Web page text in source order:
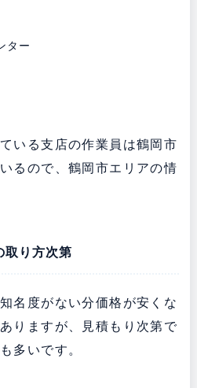
ター
いる支店の作業員は鶴岡市
るので、鶴岡市エリアの情
り方次第
名度がない分価格が安くな
りますが、見積もり次第で
多いです。